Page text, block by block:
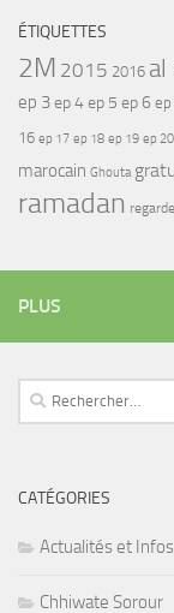
ÉTIQUETTES
2M 2015 2016 al
ep 3ep 4ep 5 ep 6
16 ep 17 ep 18 ep 19 ep 20
marocain Ghouta
ramadan
PLUS
Rechercher :
CATÉGORIES
Actualités et Infos
Chhiwate Sorour